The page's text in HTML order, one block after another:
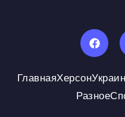
ГлавнаяХерсон
Разное